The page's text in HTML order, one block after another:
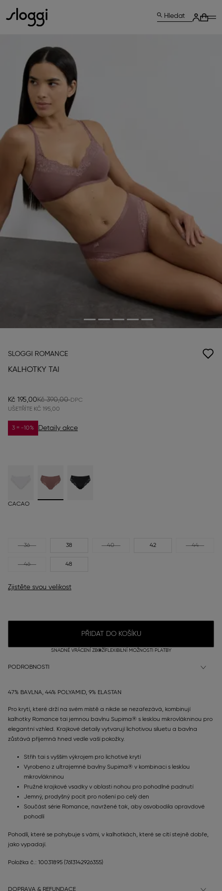
Hledat
SLOGGI ROMANCE
KALHOTKY TAI
Kč 195,00Kč 390,00
UŠETŘÍTE KČ 195,00
3 = -10% Detaily akce
CACAO
36 38 40 42 44
46 48
Zjistěte svou velikost
PŘIDAT DO KOŠÍKU
SNADNÉ VRÁCENÍ ZBOŽÍ FLEXIBILNÍ MOŽNOSTI PLATBY
PODROBNOSTI
47% BAVLNA, 44% POLYAMID, 9% ELASTAN
Pro krytí, které drží na svém místě a nikde se nezařezává, kombinují
kalhotky Romance tai jemnou bavlnu Supima® s lesklou mikrovlákninou pro
elegantní vzhled. Krajkové detaily vytvarují lichotivou siluetu a bavlna
zůstává příjemná hned vedle vaší pokožky.
Střih tai s vyšším výkrojem pro lichotivé krytí
Vyrobeno z ultrajemné bavlny Supima® v kombinaci s lesklou
mikrovlákninou
Pružné krajkové vsadky v oblasti nohou pro pohodlné padnutí
Jemný, prodyšný pocit pro nošení po celý den
Součást série Romance, navržené tak, aby osvobodila opravdové
pohodlí
Pohodlí, které se pohybuje s vámi, v kalhotkách, které se cítí stejně dobře,
jako vypadají.
Položka č.: 10031895 (7613142926355)
DOPRAVA & REFUNDACE